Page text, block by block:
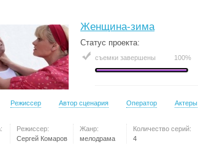
Женщина-зима
Статус проекта:
съемки завершены 100%
Режиссер Автор сценария Оператор Актеры
Режиссер:
Сергей Комаров
Жанр:
мелодрама
Количество серий:
4